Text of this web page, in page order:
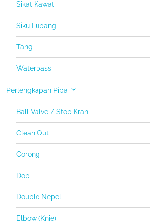
Sikat Kawat
Siku Lubang
Tang
Waterpass
Perlengkapan Pipa
Ball Valve / Stop Kran
Clean Out
Corong
Dop
Double Nepel
Elbow (Knie)